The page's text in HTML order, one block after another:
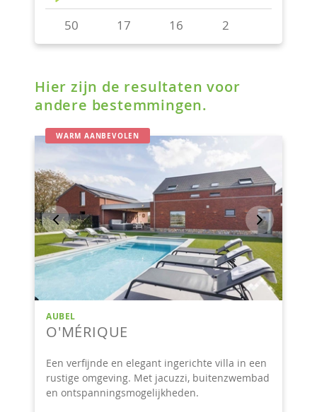
Hier zijn de resultaten voor
andere bestemmingen.